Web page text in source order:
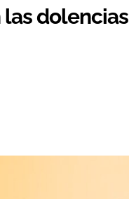
las dolencias